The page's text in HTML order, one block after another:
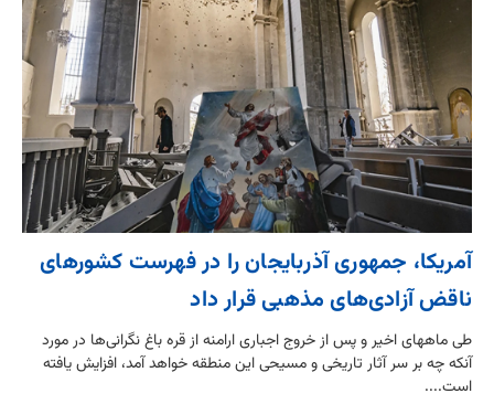
آمریکا، جمهوری آذربایجان را در فهرست کشورهای
ناقض آزادی‌های مذهبی قرار داد
طی ماههای اخیر و پس از خروج اجباری ارامنه از قره باغ نگرانی‌ها در مورد
آنکه چه بر سر آثار تاریخی و مسیحی این منطقه خواهد آمد، افزایش یافته
است....